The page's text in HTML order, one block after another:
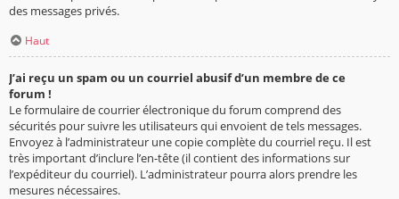
des messages privés.
Haut
J’ai reçu un spam ou un courriel abusif d’un membre de ce
forum !
Le formulaire de courrier électronique du forum comprend des
sécurités pour suivre les utilisateurs qui envoient de tels messages.
Envoyez à l’administrateur une copie complète du courriel reçu. Il est
très important d’inclure l’en-tête (il contient des informations sur
l’expéditeur du courriel). L’administrateur pourra alors prendre les
mesures nécessaires.